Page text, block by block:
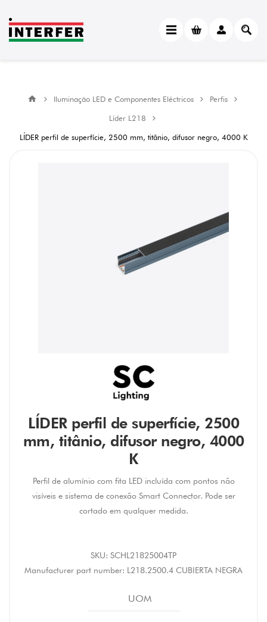
Iluminação LED e Componentes Eléctricos
Perfis
Líder L218
LÍDER perfil de superfície, 2500 mm, titânio, difusor negro, 4000 K
LÍDER perfil de superfície, 2500
mm, titânio, difusor negro, 4000
K
Perfil de alumínio com fita LED incluída com pontos não
visíveis e sistema de conexão Smart Connector. Pode ser
cortado em qualquer medida.
SKU: SCHL21825004TP
Manufacturer part number: L218.2500.4 CUBIERTA NEGRA
UOM